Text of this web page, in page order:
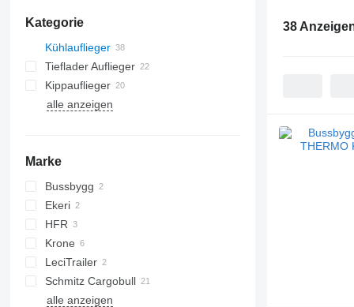
Kategorie
Kühlauflieger
Tieflader Auflieger
Kippauflieger
alle anzeigen
Marke
Bussbygg
Ekeri
L-series
T-series
HFR
Krone
LeciTrailer
LTF
Schmitz Cargobull
SCB
alle anzeigen
38